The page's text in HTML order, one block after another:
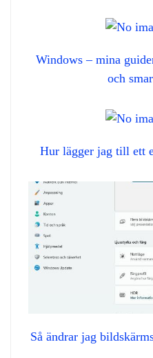
Windows – mina
och
Hur lägger jag till ett
Så ändrar jag